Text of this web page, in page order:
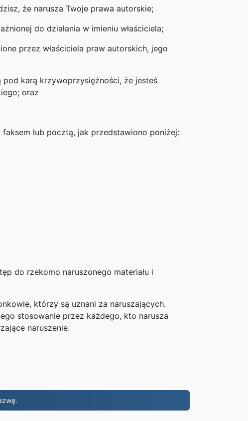
że narusza Twoje prawa autorskie;
do działania w imieniu właściciela;
przez właściciela praw autorskich, jego
pod karą krzywoprzysiężności, że jesteś
oraz
lub pocztą, jak przedstawiono poniżej:
do rzekomo naruszonego materiału i
którzy są uznani za naruszających.
stosowanie przez każdego, kto narusza
naruszenie.